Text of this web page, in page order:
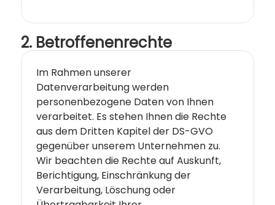
2. Betroffenenrechte
Im Rahmen unserer
Datenverarbeitung werden
personenbezogene Daten von Ihnen
verarbeitet. Es stehen Ihnen die Rechte
aus dem Dritten Kapitel der DS-GVO
gegenüber unserem Unternehmen zu.
Wir beachten die Rechte auf Auskunft,
Berichtigung, Einschränkung der
Verarbeitung, Löschung oder